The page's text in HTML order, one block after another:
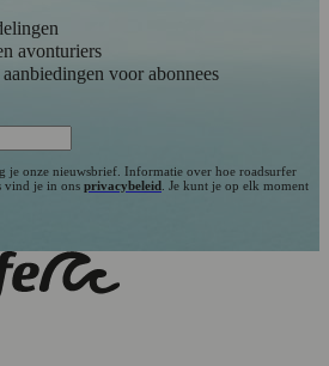
avonturiers
voor abonnees
je onze nieuwsbrief. Informatie over hoe roadsurfer
vind je in ons privacybeleid . Je kunt je op elk moment